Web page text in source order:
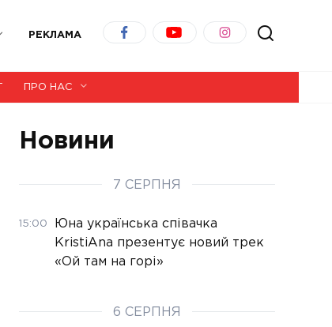
РЕКЛАМА
ПРО НАС
Новини
7 СЕРПНЯ
15:00
Юна українська співачка
KristiAna презентує новий трек
«Ой там на горі»
6 СЕРПНЯ